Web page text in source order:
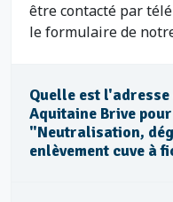
être contacté par
le formulaire de
Quelle est
Aquitaine Brive
"Neutralisation,
enlèvement cuve à